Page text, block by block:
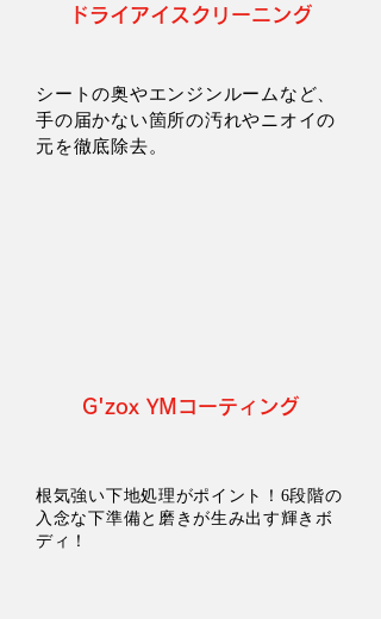
ドライアイスクリーニング
シートの奥やエンジンルームなど、
手の届かない箇所の汚れやニオイの
元を徹底除去。
G'zox YMコーティング
根気強い下地処理がポイント！6段階の
入念な下準備と磨きが生み出す輝きボ
ディ！